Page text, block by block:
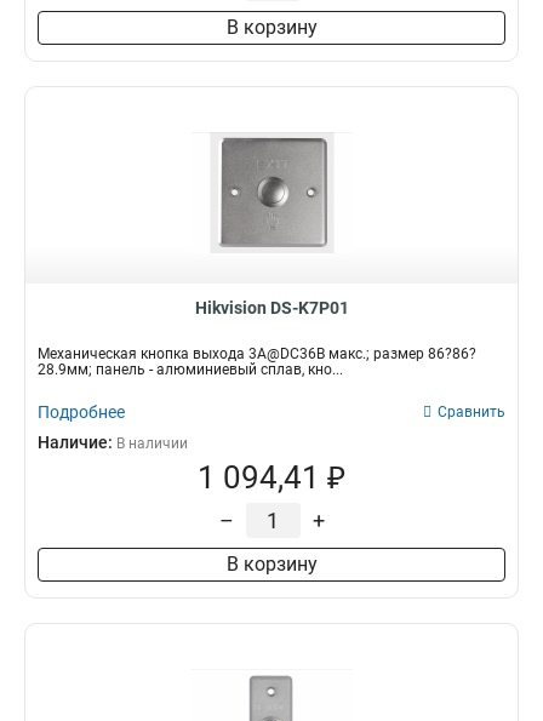
В корзину
Hikvision DS-K7P01
Механическая кнопка выхода 3A@DC36В макс.; размер 86?86?
28.9мм; панель - алюминиевый сплав, кно...
Подробнее Сравнить
Наличие: В наличии
1 094,41 ₽
– +
В корзину